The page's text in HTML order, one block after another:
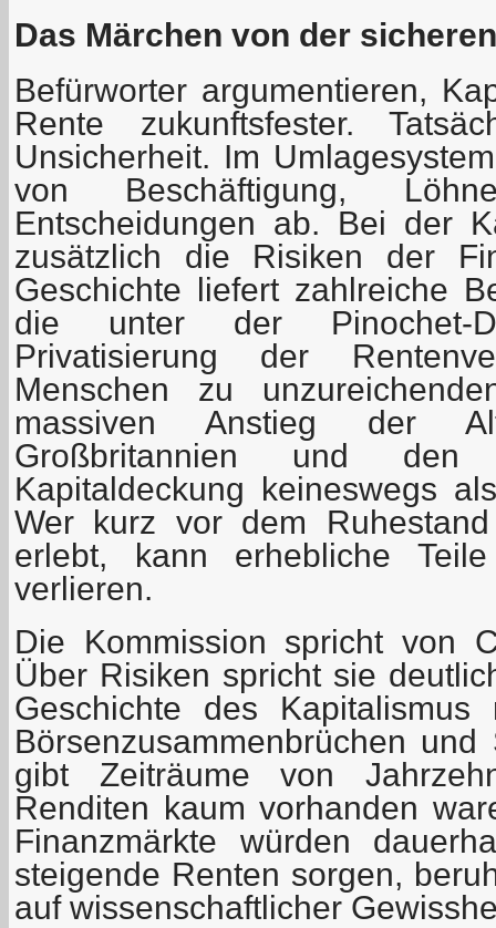
Das Märchen von der
Befürworter argumentieren,
Rente zukunftsfester.
Unsicherheit. Im
von Beschäftigung,
Entscheidungen ab. Bei der
zusätzlich die Risiken der
Geschichte liefert zahlreiche
die unter der Pinochet-
Privatisierung der
Menschen zu
massiven Anstieg der
Großbritannien und
Kapitaldeckung keineswegs
Wer kurz vor dem
erlebt, kann erhebliche
verlieren.
Die Kommission spricht von
Über Risiken spricht sie
Geschichte des
Börsenzusammenbrüchen
gibt Zeiträume von
Renditen kaum vorhanden
Finanzmärkte würden
steigende Renten sorgen,
auf wissenschaftlicher